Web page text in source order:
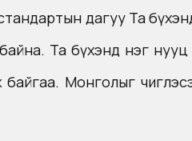
дагуу Та
Та бүхэнд нэг
Монголыг